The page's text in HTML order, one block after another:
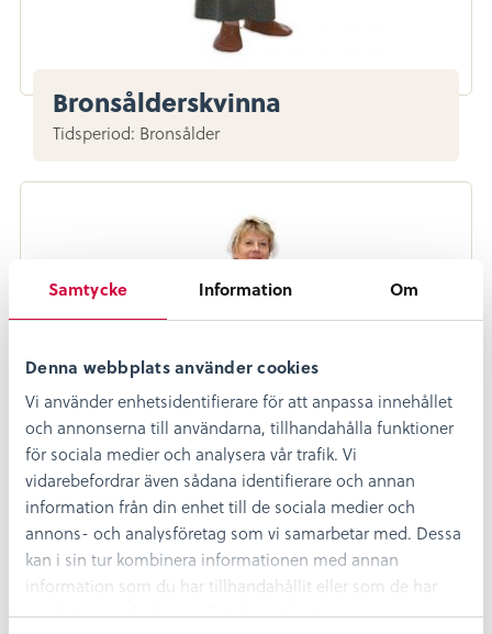
Samtycke Information Om
Denna webbplats använder cookies
Vi använder enhetsidentifierare för att anpassa innehållet
och annonserna till användarna, tillhandahålla funktioner
för sociala medier och analysera vår trafik. Vi
vidarebefordrar även sådana identifierare och annan
information från din enhet till de sociala medier och
annons- och analysföretag som vi samarbetar med. Dessa
kan i sin tur kombinera informationen med annan
information som du har tillhandahållit eller som de har
samlat in när du har använt deras tjänster.
Bronsålderskvinna
Tidsperiod: Bronsålder